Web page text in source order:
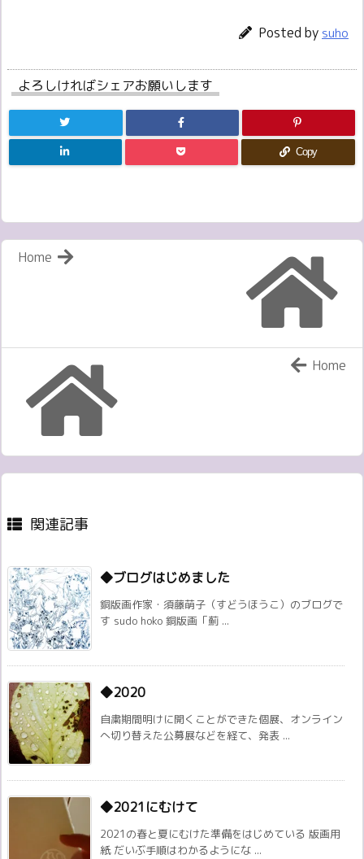
Posted by suho
よろしければシェアお願いします
Copy
Home
Home
関連記事
◆ブログはじめました
銅版画作家・須藤萌子（すどうほうこ）のブログで
す sudo hoko 銅版画「薊 ...
◆2020
自粛期間明けに開くことができた個展、オンライン
へ切り替えた公募展などを経て、発表 ...
◆2021にむけて
2021の春と夏にむけた準備をはじめている 版画用
紙 だいぶ手順はわかるようにな ...